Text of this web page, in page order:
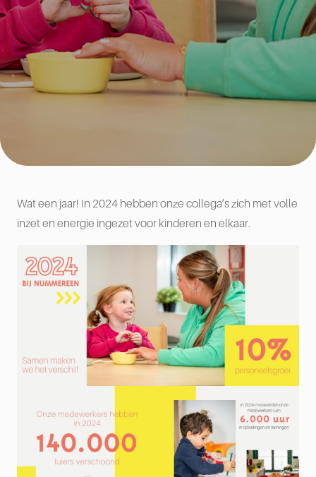
Wat een jaar! In 2024 hebben onze collega’s zich met volle
inzet en energie ingezet voor kinderen en elkaar.